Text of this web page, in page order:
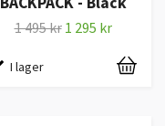
1 495 kr 1 295 kr
I lager